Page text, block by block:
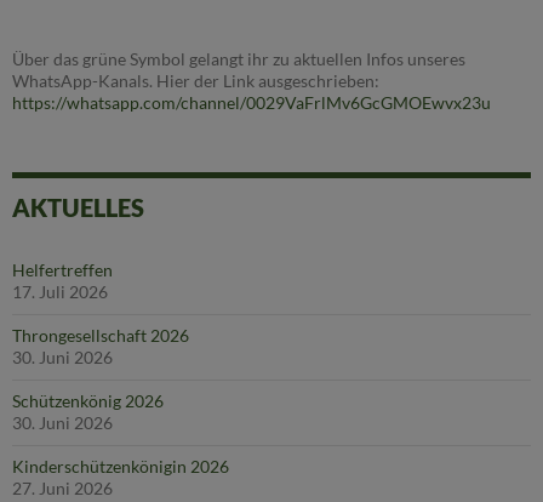
Über das grüne Symbol gelangt ihr zu aktuellen Infos unseres
WhatsApp-Kanals. Hier der Link ausgeschrieben:
https://whatsapp.com/channel/0029VaFrlMv6GcGMOEwvx23u
AKTUELLES
Helfertreffen
17. Juli 2026
Throngesellschaft 2026
30. Juni 2026
Schützenkönig 2026
30. Juni 2026
Kinderschützenkönigin 2026
27. Juni 2026